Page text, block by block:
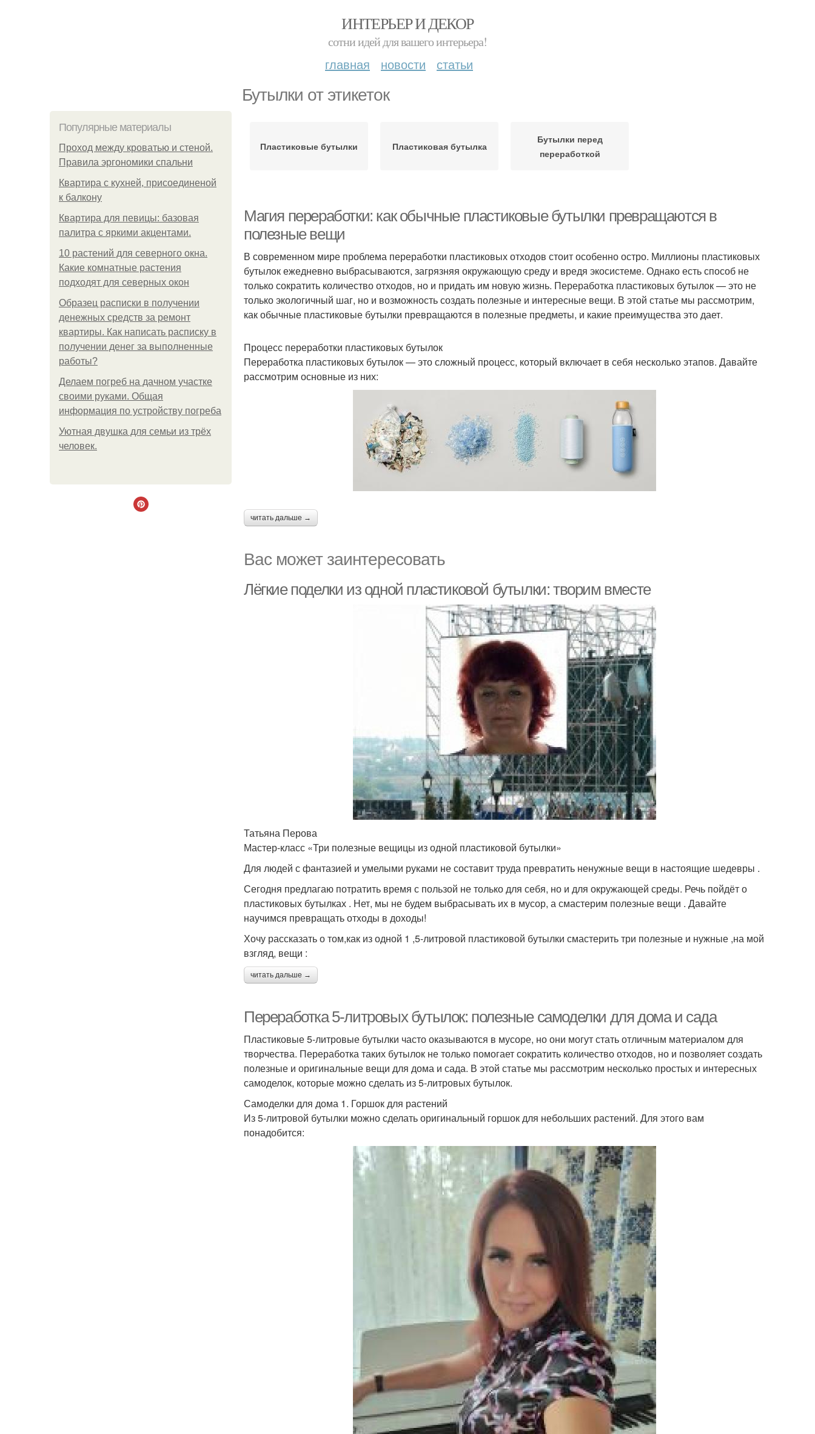
ИНТЕРЬЕР И ДЕКОР
сотни идей для вашего интерьера!
главная новости статьи
Бутылки от этикеток
Популярные материалы
Проход между кроватью и стеной.
Правила эргономики спальни
Квартира с кухней, присоединеной
к балкону
Квартира для певицы: базовая
палитра с яркими акцентами.
10 растений для северного окна.
Какие комнатные растения
подходят для северных окон
Образец расписки в получении
денежных средств за ремонт
квартиры. Как написать расписку в
получении денег за выполненные
работы?
Делаем погреб на дачном участке
своими руками. Общая
информация по устройству погреба
Уютная двушка для семьи из трёх
человек.
Пластиковые бутылки Пластиковая бутылка
Бутылки перед
переработкой
Магия переработки: как обычные пластиковые бутылки превращаются в
полезные вещи
В современном мире проблема переработки пластиковых отходов стоит особенно остро. Миллионы пластиковых
бутылок ежедневно выбрасываются, загрязняя окружающую среду и вредя экосистеме. Однако есть способ не
только сократить количество отходов, но и придать им новую жизнь. Переработка пластиковых бутылок — это не
только экологичный шаг, но и возможность создать полезные и интересные вещи. В этой статье мы рассмотрим,
как обычные пластиковые бутылки превращаются в полезные предметы, и какие преимущества это дает.
Процесс переработки пластиковых бутылок
Переработка пластиковых бутылок — это сложный процесс, который включает в себя несколько этапов. Давайте
рассмотрим основные из них:
читать дальше →
Вас может заинтересовать
Лёгкие поделки из одной пластиковой бутылки: творим вместе
Татьяна Перова
Мастер-класс «Три полезные вещицы из одной пластиковой бутылки»
Для людей с фантазией и умелыми руками не составит труда превратить ненужные вещи в настоящие шедевры .
Сегодня предлагаю потратить время с пользой не только для себя, но и для окружающей среды. Речь пойдёт о
пластиковых бутылках . Нет, мы не будем выбрасывать их в мусор, а смастерим полезные вещи . Давайте
научимся превращать отходы в доходы!
Хочу рассказать о том,как из одной 1 ,5-литровой пластиковой бутылки смастерить три полезные и нужные ,на мой
взгляд, вещи :
читать дальше →
Переработка 5-литровых бутылок: полезные самоделки для дома и сада
Пластиковые 5-литровые бутылки часто оказываются в мусоре, но они могут стать отличным материалом для
творчества. Переработка таких бутылок не только помогает сократить количество отходов, но и позволяет создать
полезные и оригинальные вещи для дома и сада. В этой статье мы рассмотрим несколько простых и интересных
самоделок, которые можно сделать из 5-литровых бутылок.
Самоделки для дома 1. Горшок для растений
Из 5-литровой бутылки можно сделать оригинальный горшок для небольших растений. Для этого вам
понадобится: